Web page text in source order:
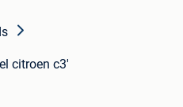
citroen c3'